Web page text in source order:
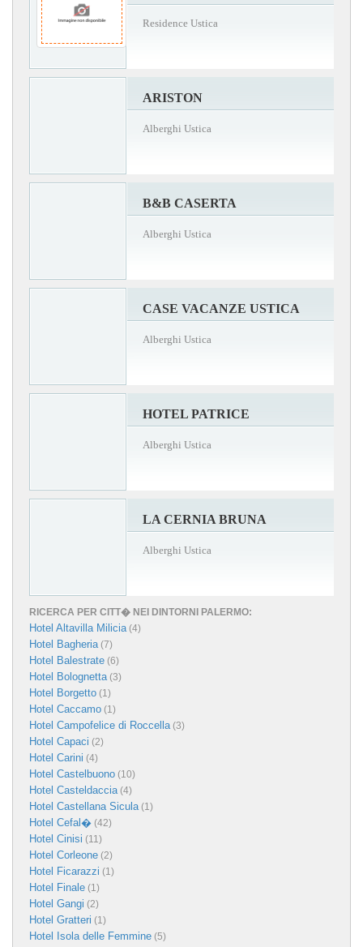
Residence Ustica
ARISTON
Alberghi Ustica
B&B CASERTA
Alberghi Ustica
CASE VACANZE USTICA
Alberghi Ustica
HOTEL PATRICE
Alberghi Ustica
LA CERNIA BRUNA
Alberghi Ustica
RICERCA PER CITT� NEI DINTORNI PALERMO:
Hotel Altavilla Milicia(4)
Hotel Bagheria(7)
Hotel Balestrate (6)
Hotel Bolognetta(3)
Hotel Borgetto (1)
Hotel Caccamo (1)
Hotel Campofelice di Roccella(3)
Hotel Capaci (2)
Hotel Carini (4)
Hotel Castelbuono (10)
Hotel Casteldaccia(4)
Hotel Castellana Sicula(1)
Hotel Cefal� (42)
Hotel Cinisi (11)
Hotel Corleone (2)
Hotel Ficarazzi (1)
Hotel Finale (1)
Hotel Gangi (2)
Hotel Gratteri (1)
Hotel Isola delle Femmine (5)